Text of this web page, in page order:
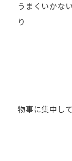
うまくいかな
り
物事に集中し